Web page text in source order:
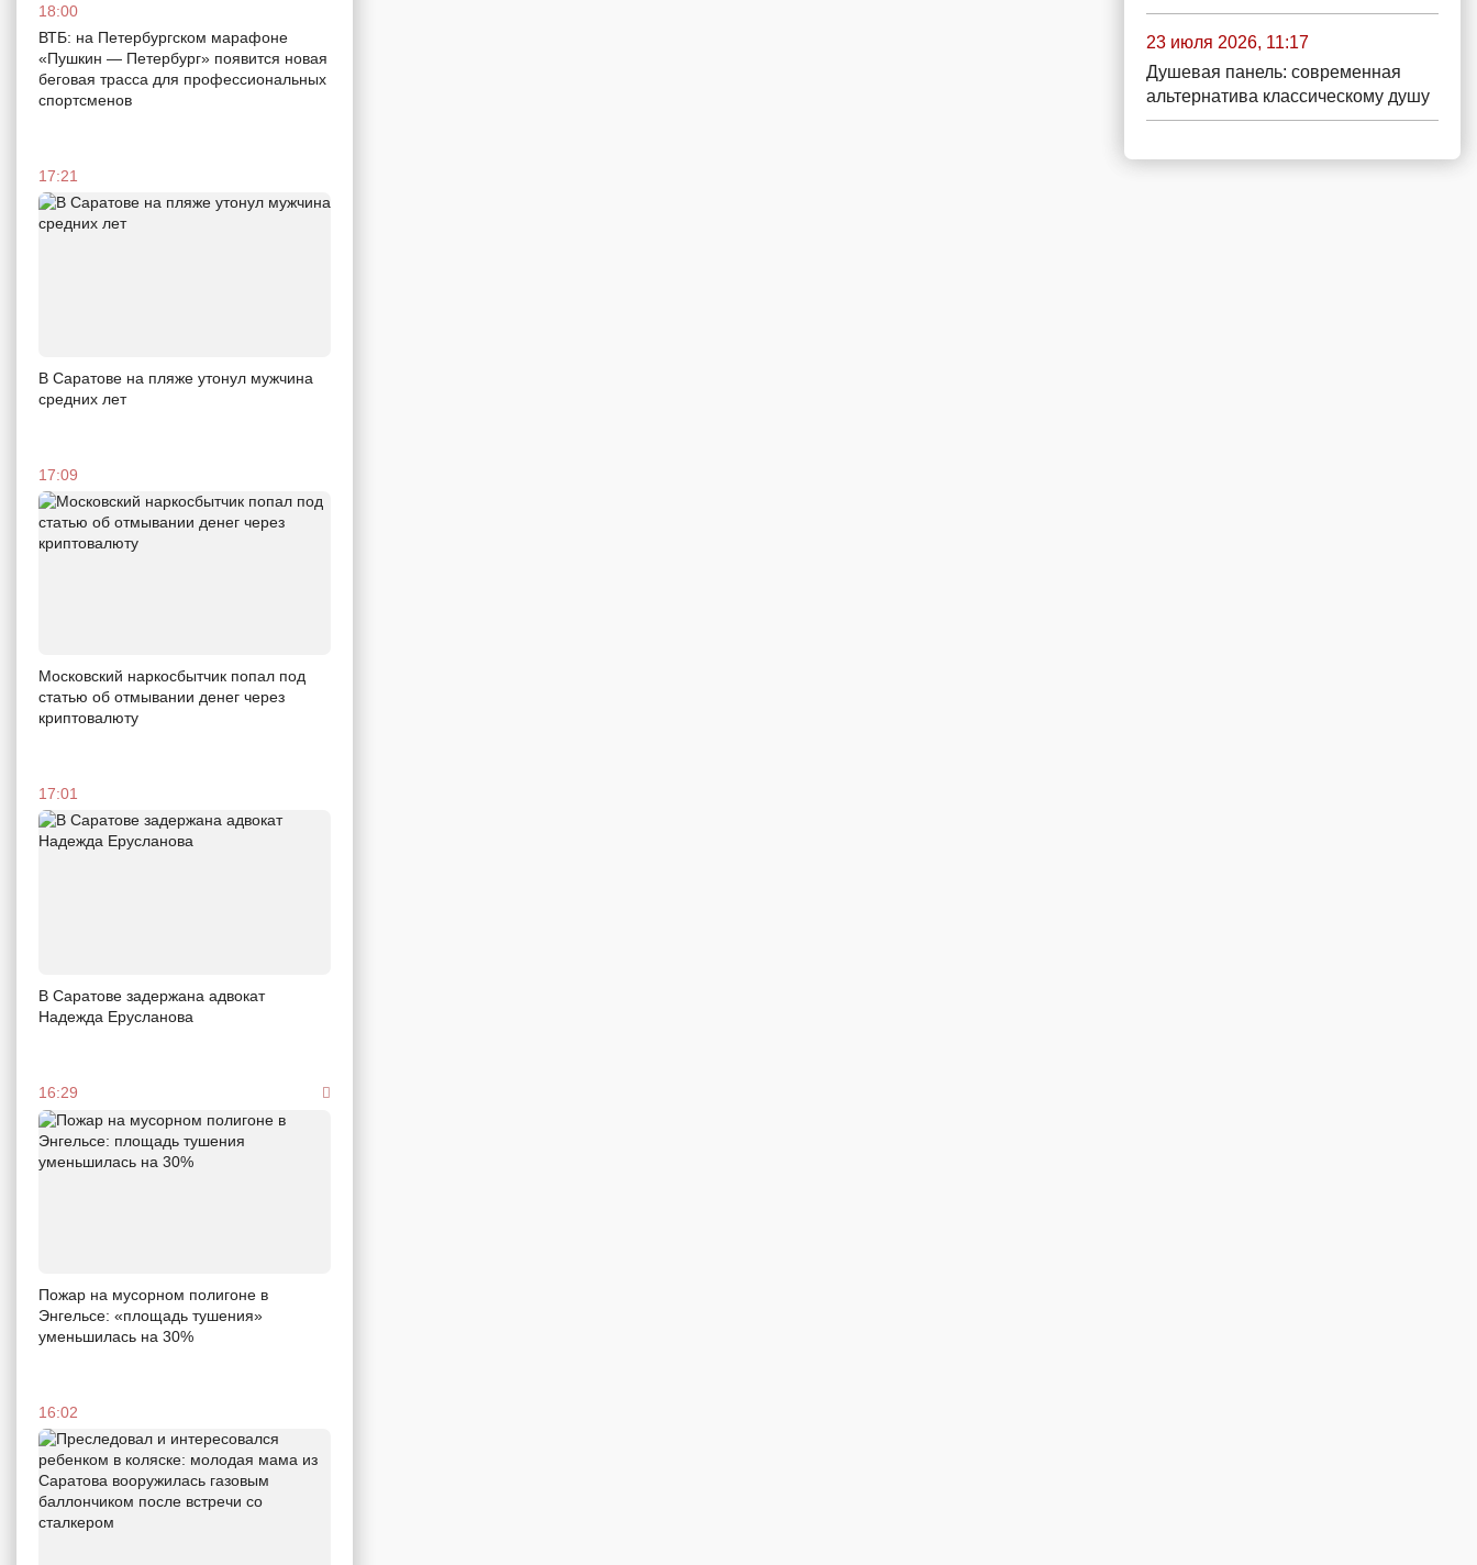
18:00
ВТБ: на Петербургском марафоне
«Пушкин — Петербург» появится новая
беговая трасса для профессиональных
спортсменов
17:21
В Саратове на пляже утонул мужчина
средних лет
17:09
Московский наркосбытчик попал под
статью об отмывании денег через
криптовалюту
17:01
В Саратове задержана адвокат
Надежда Ерусланова
16:29
Пожар на мусорном полигоне в
Энгельсе: «площадь тушения»
уменьшилась на 30%
16:02
23 июля 2026, 11:17
Душевая панель: современная
альтернатива классическому душу